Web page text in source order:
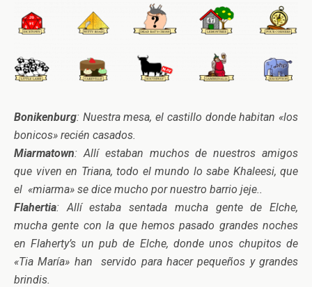
Bonikenburg: Nuestra mesa, el castillo donde habitan «los
bonicos» recién casados.
Miarmatown: Allí estaban muchos de nuestros amigos
que viven en Triana, todo el mundo lo sabe Khaleesi, que
el «miarma» se dice mucho por nuestro barrio jeje..
Flahertia: Allí estaba sentada mucha gente de Elche,
mucha gente con la que hemos pasado grandes noches
en Flaherty’s un pub de Elche, donde unos chupitos de
«Tia María» han servido para hacer pequeños y grandes
brindis.